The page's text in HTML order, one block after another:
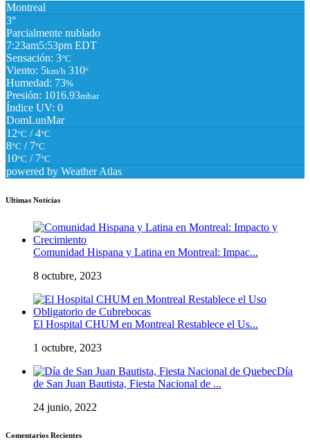
Montreal
3°
Parcialmente nublado
7:23am5:53pm EDT
Sensación: 3°C
Viento: 5km/h 310°
Humedad: 73%
Presión: 1016.93mbar
Índice UV: 0
DomLunMar
12°C / 4°C
8°C / 7°C
10°C / 7°C
powered by Weather Atlas
Ultimas Noticias
Comunidad Hispana y Latina en Montreal: Impac...
8 octubre, 2023
El Hospital CHUM en Montreal Restablece el Us...
1 octubre, 2023
Día
de San Juan Bautista, Fiesta Nacional de ...
24 junio, 2022
Comentarios Recientes